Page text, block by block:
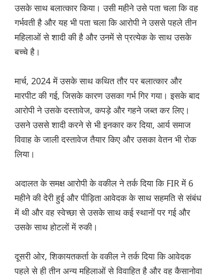
उसके साथ बलात्कार किया। उसी महीने उसे पता चला कि वह
गर्भवती है और यह भी पता चला कि आरोपी ने उससे पहले तीन
महिलाओं से शादी की है और उनमें से प्रत्येक के साथ उसके
बच्चे है।
मार्च, 2024 में उसके साथ कथित तौर पर बलात्कार और
मारपीट की गई, जिसके कारण उसका गर्भ गिर गया। इसके बाद
आरोपी ने उसके दस्तावेज, कपड़े और गहने जब्त कर लिए।
उसने उससे शादी करने से भी इनकार कर दिया, आर्य समाज
विवाह के जाली दस्तावेज तैयार किए और उसका वेतन भी रोक
लिया।
अदालत के समक्ष आरोपी के वकील ने तर्क दिया कि FIR में 6
महीने की देरी हुई और पीड़िता आवेदक के साथ सहमति से संबंध
में थी और वह स्वेच्छा से उसके साथ कई स्थानों पर गई और
उसके साथ होटलों में रुकी।
दूसरी ओर, शिकायतकर्ता के वकील ने तर्क दिया कि आवेदक
पहले से ही तीन अन्य महिलाओं से विवाहित है और वह कैसानोवा